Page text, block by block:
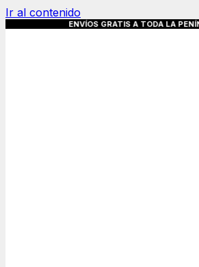
Ir al contenido
GRATIS A TODA LA